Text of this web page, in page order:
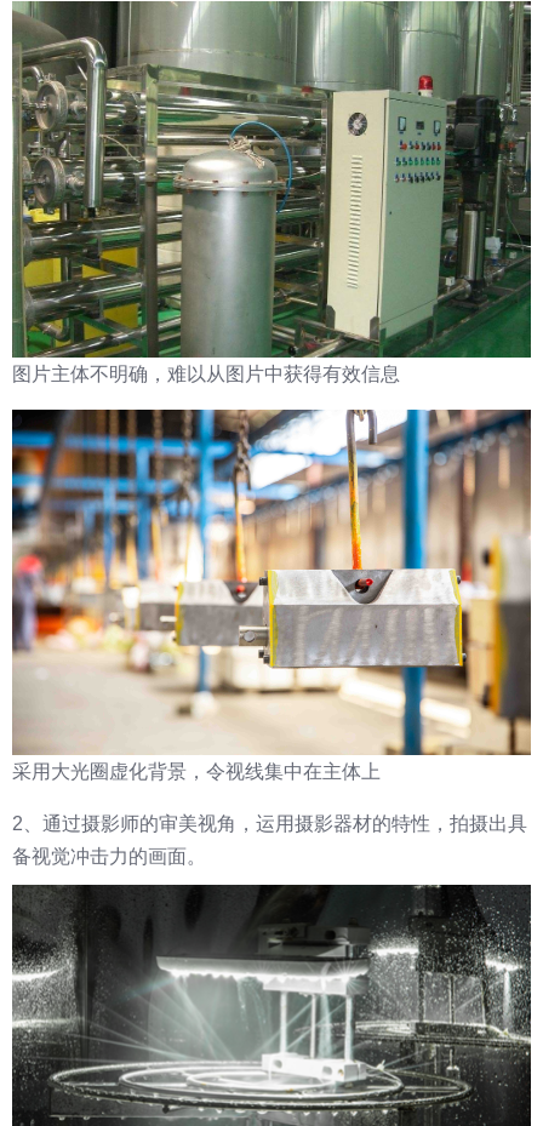
图片主体不明确，难以从图片中获得有效信息
采用大光圈虚化背景，令视线集中在主体上
2、通过摄影师的审美视角，运用摄影器材的特性，拍摄出具
备视觉冲击力的画面。